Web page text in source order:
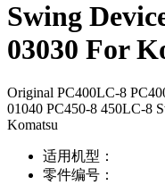
Swing
03030 For
Original PC400LC-8
01040 PC450-8 450LC-8
Komatsu
适用机型：
零件编号：